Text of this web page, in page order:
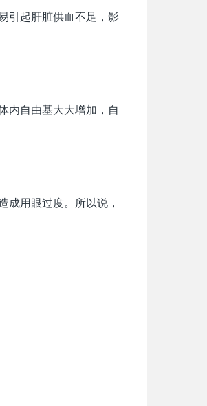
引起肝脏供血不足，影
内自由基大大增加，自
成用眼过度。所以说，